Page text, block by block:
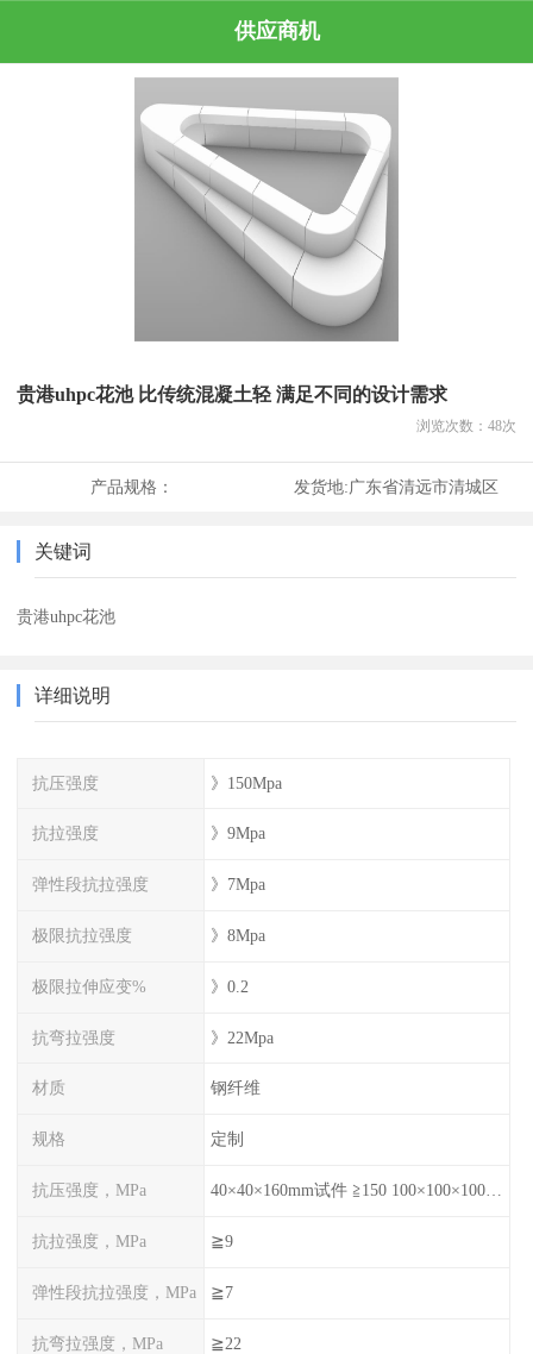
供应商机
贵港uhpc花池 比传统混凝土轻 满足不同的设计需求
浏览次数： 48次
产品规格： 发货地:广东省清远市清城区
关键词
贵港uhpc花池
详细说明
抗压强度 》150Mpa
抗拉强度 》9Mpa
弹性段抗拉强度 》7Mpa
极限抗拉强度 》8Mpa
极限拉伸应变% 》0.2
抗弯拉强度 》22Mpa
材质 钢纤维
规格 定制
抗压强度，MPa 40×40×160mm试件 ≧150 100×100×100mm试件≧120
抗拉强度，MPa ≧9
弹性段抗拉强度，MPa ≧7
抗弯拉强度，MPa ≧22